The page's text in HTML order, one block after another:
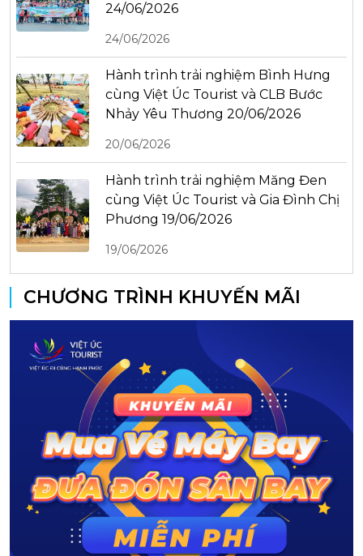
24/06/2026
24/06/2026
Hành trình trải nghiệm Bình Hưng
cùng Việt Úc Tourist và CLB Bước
Nhảy Yêu Thương 20/06/2026
20/06/2026
Hành trình trải nghiệm Măng Đen
cùng Việt Úc Tourist và Gia Đình Chị
Phương 19/06/2026
19/06/2026
CHƯƠNG TRÌNH KHUYẾN MÃI